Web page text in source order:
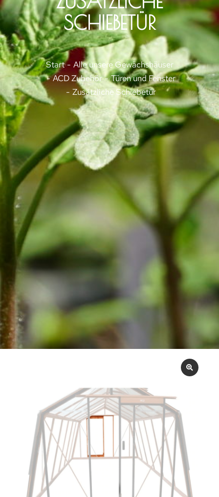
SCHIEBETÜR
Sie befinden sich hier:
Start
Alle unsere Gewächshäuser
ACD Zubehör
Türen und Fenster
Zusätzliche Schiebetür